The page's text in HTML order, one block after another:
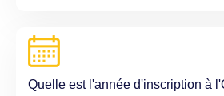
Quelle est l'année d'inscription à